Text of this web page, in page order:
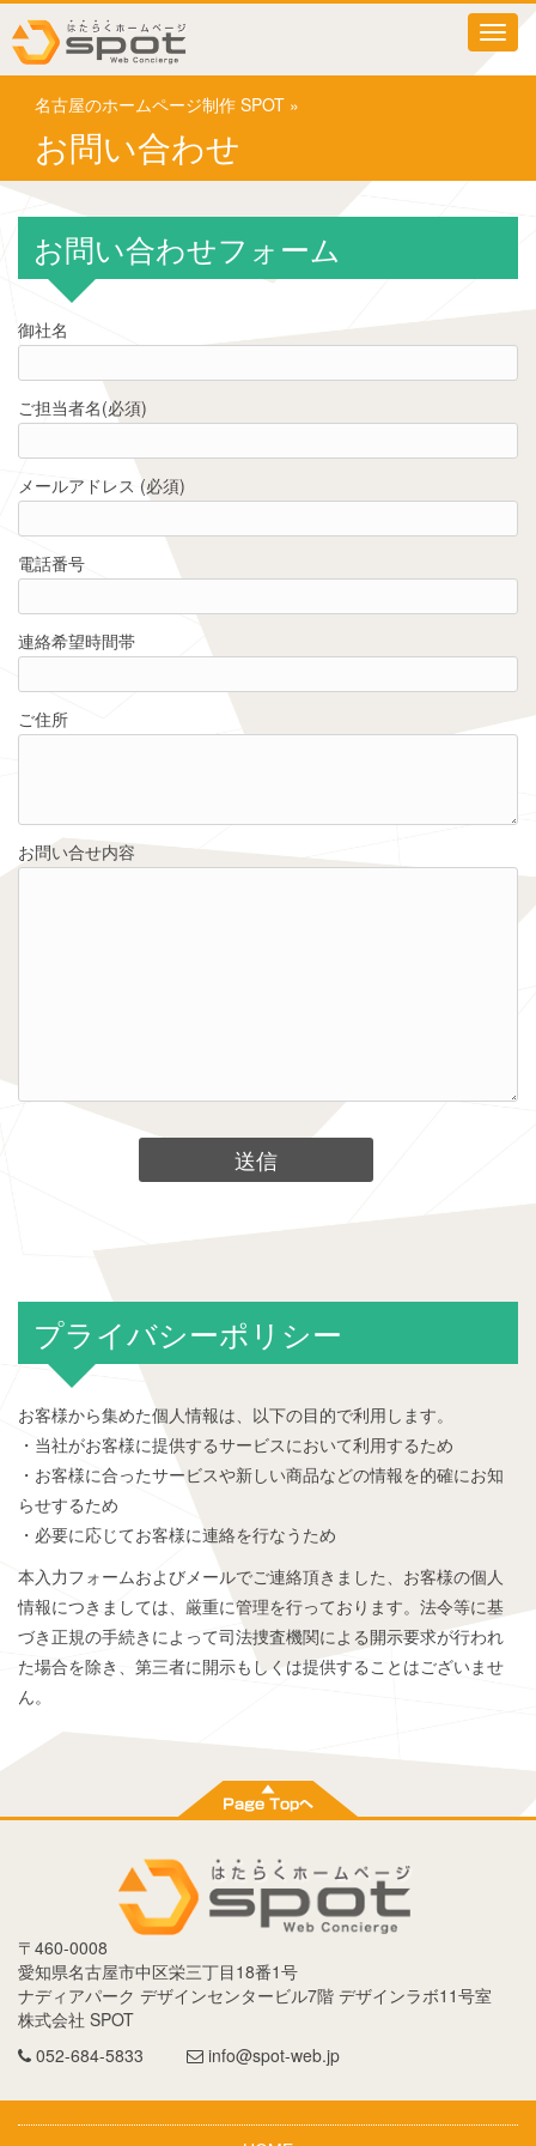
T
o
g
n
g
i
名古屋のホームページ制作 SPOT »
お問い合わせ
お問い合わせフォーム
御社名
ご担当者名(必須)
メールアドレス (必須)
電話番号
連絡希望時間帯
ご住所
お問い合せ内容
プライバシーポリシー
お客様から集めた個人情報は、以下の目的で利用します。
・当社がお客様に提供するサービスにおいて利用するため
・お客様に合ったサービスや新しい商品などの情報を的確にお知
らせするため
・必要に応じてお客様に連絡を行なうため
本入力フォームおよびメールでご連絡頂きました、お客様の個人
情報につきましては、厳重に管理を行っております。法令等に基
づき正規の手続きによって司法捜査機関による開示要求が行われ
た場合を除き、第三者に開示もしくは提供することはございませ
ん。
〒 460-0008
愛知県名古屋市中区栄三丁目18番1号
ナディアパーク デザインセンタービル7階 デザインラボ11号室
株式会社 SPOT
052-684-5833
info@spot-web.jp